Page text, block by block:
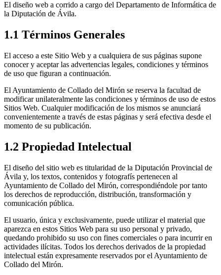
El diseño web a corrido a cargo del Departamento de Informática de
la Diputación de Ávila.
1.1 Términos Generales
El acceso a este Sitio Web y a cualquiera de sus páginas supone
conocer y aceptar las advertencias legales, condiciones y términos
de uso que figuran a continuación.
El Ayuntamiento de Collado del Mirón se reserva la facultad de
modificar unilateralmente las condiciones y términos de uso de estos
Sitios Web. Cualquier modificación de los mismos se anunciará
convenientemente a través de estas páginas y será efectiva desde el
momento de su publicación.
1.2 Propiedad Intelectual
El diseño del sitio web es titularidad de la Diputación Provincial de
Ávila y, los textos, contenidos y fotografís pertenecen al
Ayuntamiento de Collado del Mirón, correspondiéndole por tanto
los derechos de reproducción, distribución, transformación y
comunicación pública.
El usuario, única y exclusivamente, puede utilizar el material que
aparezca en estos Sitios Web para su uso personal y privado,
quedando prohibido su uso con fines comerciales o para incurrir en
actividades ilícitas. Todos los derechos derivados de la propiedad
intelectual están expresamente reservados por el Ayuntamiento de
Collado del Mirón.